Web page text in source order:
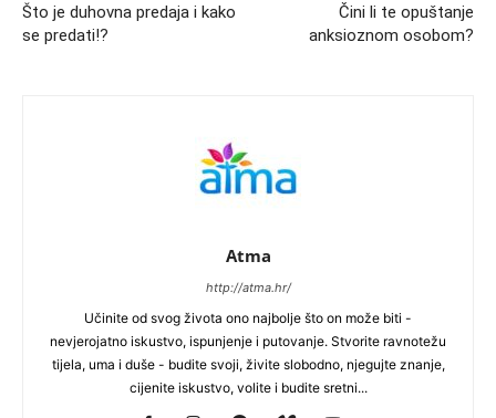
Što je duhovna predaja i kako
se predati!?
Čini li te opuštanje
anksioznom osobom?
Atma
http://atma.hr/
Učinite od svog života ono najbolje što on može biti -
nevjerojatno iskustvo, ispunjenje i putovanje. Stvorite ravnotežu
tijela, uma i duše - budite svoji, živite slobodno, njegujte znanje,
cijenite iskustvo, volite i budite sretni...